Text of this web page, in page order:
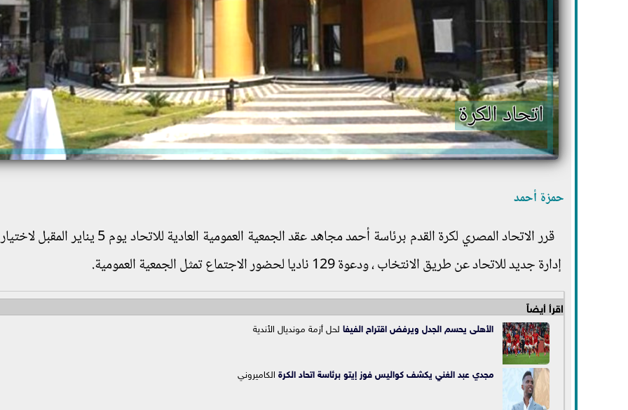
اتحاد الكرة
حمزة أحمد
قرر الاتحاد المصري لكرة القدم برئاسة أحمد مجاهد عقد الجمعية العمومية العادية
إدارة جديد للاتحاد عن طريق الانتخاب ، ودعوة 129 ناديا لحضور الاجتماع تمثل الجمعية العمومية.
اقرأ أيضاً
الأهلى يحسم الجدل ويرفض اقتراح الفيفا لحل أزمة مونديال الأندية
مجدي عبد الغني يكشف كواليس فوز إيتو برئاسةاتحاد الكرة الكاميروني